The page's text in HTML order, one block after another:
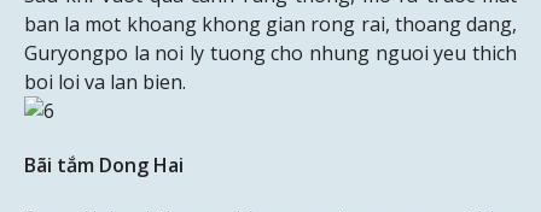
ban la mot khoang khong gian rong rai, thoang dang,
Guryongpo la noi ly tuong cho nhung nguoi yeu thich
boi loi va lan bien.
Bãi tắm Dong Hai